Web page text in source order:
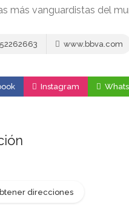
más vanguardistas del
www.bbva.com
Instagram
direcciones